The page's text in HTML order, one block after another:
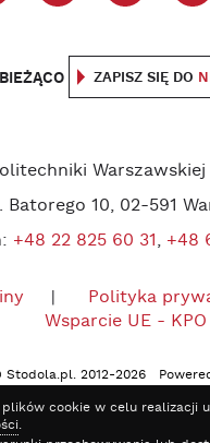
ZAPISZ SIĘ DO
Warszawskiej
Batorego 10, 02-591
+48 22 825 60 31, +48
Polityka
Wsparcie UE - KPO
Stodola.pl. 2012-2026
cookie w celu realizacji
.